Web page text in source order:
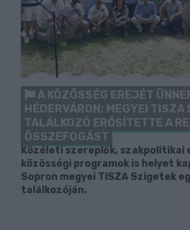
A KÖZÖSSÉG EREJÉT
HÉDERVÁRON: MEGYEI TISZA
TALÁLKOZÓ ERŐSÍTETTE A
ÖSSZEFOGÁST
Közéleti szereplők, szakpolitikai
közösségi programok is helyet
Sopron megyei TISZA Szigetek
találkozóján.